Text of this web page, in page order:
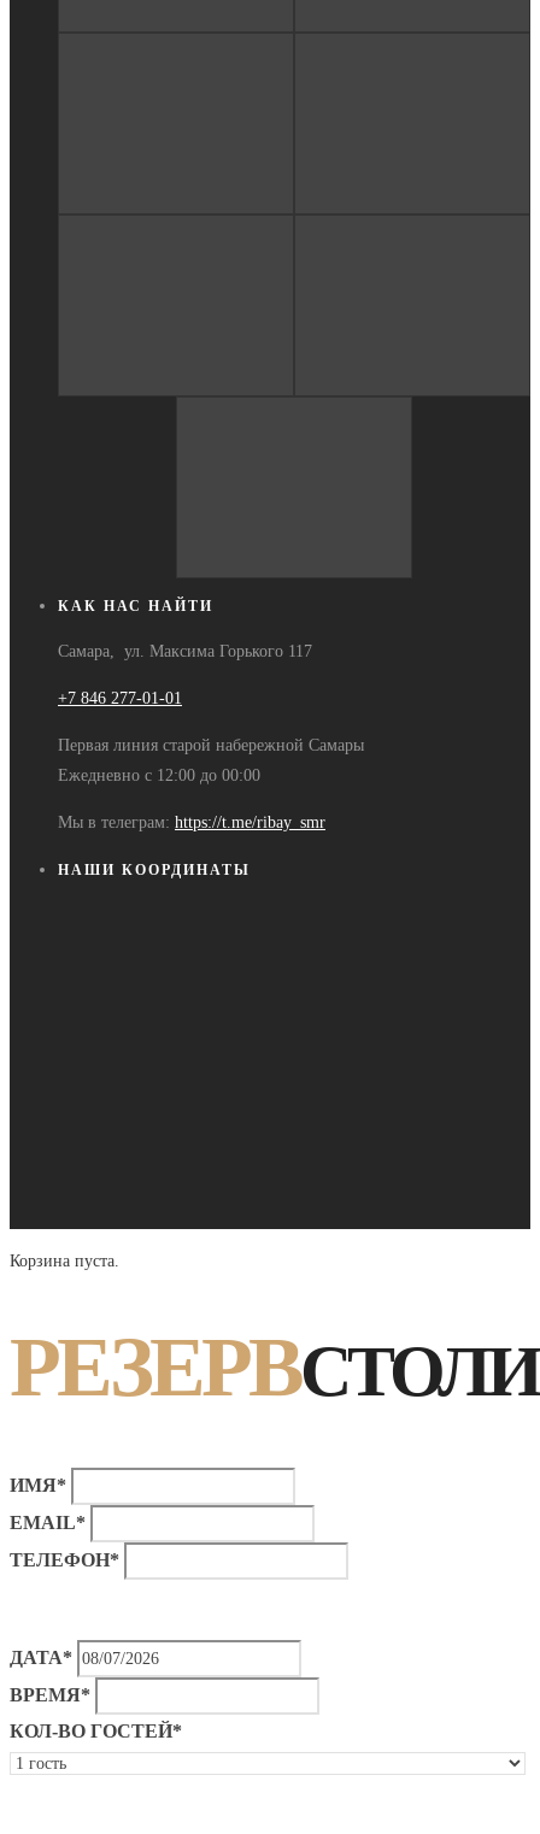
КАК НАС НАЙТИ
Самара, ул. Максима Горького 117
+7 846 277-01-01
Первая линия старой набережной Самары
Ежедневно с 12:00 до 00:00
Мы в телеграм: https://t.me/ribay_smr
НАШИ КООРДИНАТЫ
Корзина пуста.
РЕЗЕРВ
ИМЯ*
EMAIL*
ТЕЛЕФОН*
ДАТА*
ВРЕМЯ*
КОЛ-ВО ГОСТЕЙ*